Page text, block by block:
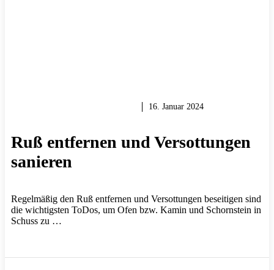
16. Januar 2024
Ruß entfernen und Versottungen
sanieren
Regelmäßig den Ruß entfernen und Versottungen beseitigen sind
die wichtigsten ToDos, um Ofen bzw. Kamin und Schornstein in
Schuss zu …